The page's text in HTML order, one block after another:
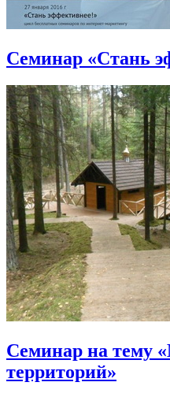
Семинар «Стань
Семинар на тему
территорий»